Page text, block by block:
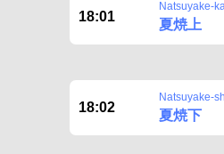
18:01
Natsuyake-
夏焼上
18:02
Natsuyake-
夏焼下